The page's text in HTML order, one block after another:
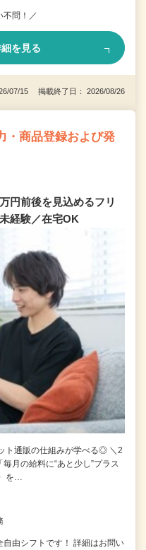
不問！／
を見る
07/15 掲載終了日： 2026/08/26
・商品登録および発
円前後を見込めるフリ
経験／在宅OK
ト通販の仕組みが学べる◎ ＼2
月の給料に“あと少し”プラス
を…
自由シフトです！ 詳細はお問い